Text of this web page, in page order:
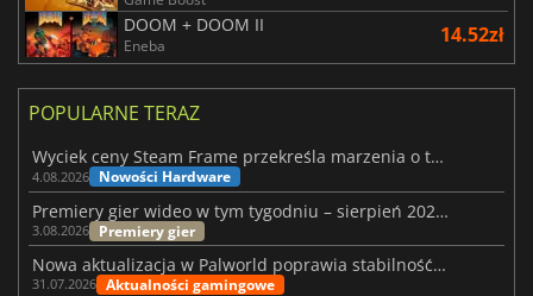
DOOM + DOOM II
Eneba 14.52zł
POPULARNE TERAZ
Wyciek ceny Steam Frame przekreśla marzenia o tanim zestawie VR
4.08.2026 Nowości Hardware
Premiery gier wideo w tym tygodniu – sierpień 2026 r. (32. tydzień)
3.08.2026 Premiery gier
Nowa aktualizacja w Palworld poprawia stabilność Sunreach i walk z bossami
31.07.2026 Aktualności gamingowe